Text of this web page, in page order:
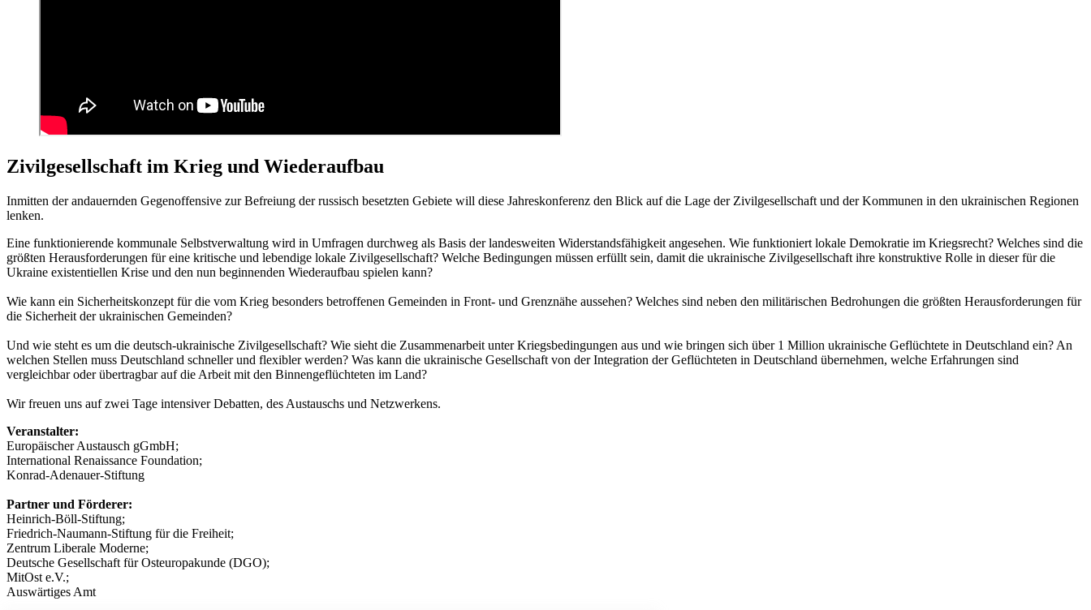
Zivilgesellschaft im Krieg und Wiederaufbau
Inmitten der andauernden Gegenoffensive zur Befreiung der russisch besetzten Gebiete will diese Jahreskonferenz den Blick auf die Lage der Zivilgesellschaft und der Kommunen in den ukrainischen Regionen
lenken.
Eine funktionierende kommunale Selbstverwaltung wird in Umfragen durchweg als Basis der landesweiten Widerstandsfähigkeit angesehen. Wie funktioniert lokale Demokratie im Kriegsrecht? Welches sind die
größten Herausforderungen für eine kritische und lebendige lokale Zivilgesellschaft? Welche Bedingungen müssen erfüllt sein, damit die ukrainische Zivilgesellschaft ihre konstruktive Rolle in dieser für die
Ukraine existentiellen Krise und den nun beginnenden Wiederaufbau spielen kann?
Wie kann ein Sicherheitskonzept für die vom Krieg besonders betroffenen Gemeinden in Front- und Grenznähe aussehen? Welches sind neben den militärischen Bedrohungen die größten Herausforderungen für
die Sicherheit der ukrainischen Gemeinden?
Und wie steht es um die deutsch-ukrainische Zivilgesellschaft? Wie sieht die Zusammenarbeit unter Kriegsbedingungen aus und wie bringen sich über 1 Million ukrainische Geflüchtete in Deutschland ein? An
welchen Stellen muss Deutschland schneller und flexibler werden? Was kann die ukrainische Gesellschaft von der Integration der Geflüchteten in Deutschland übernehmen, welche Erfahrungen sind
vergleichbar oder übertragbar auf die Arbeit mit den Binnengeflüchteten im Land?
Wir freuen uns auf zwei Tage intensiver Debatten, des Austauschs und Netzwerkens.
Veranstalter:
Europäischer Austausch gGmbH;
International Renaissance Foundation;
Konrad-Adenauer-Stiftung
Partner und Förderer:
Heinrich-Böll-Stiftung;
Friedrich-Naumann-Stiftung für die Freiheit;
Zentrum Liberale Moderne;
Deutsche Gesellschaft für Osteuropakunde (DGO);
MitOst e.V.;
Auswärtiges Amt